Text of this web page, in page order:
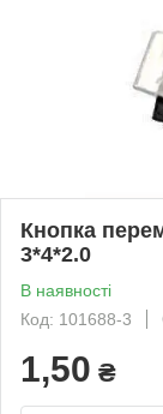
Кнопка
3*4*2.0
В наявності
Код: 101688-3
1,50 ₴